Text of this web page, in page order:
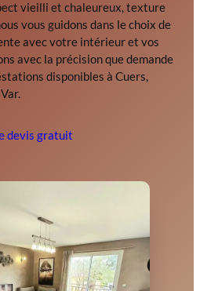
vieilli et chaleureux, texture
vous guidons dans le choix de
avec votre intérieur et vos
avec la précision que demande
disponibles à Cuers,
devis gratuit